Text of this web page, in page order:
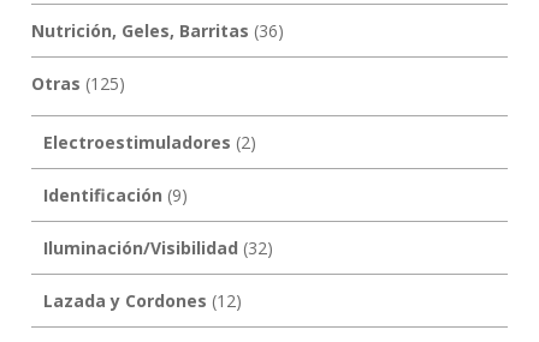
Nutrición, Geles, Barritas (36)
Otras (125)
Electroestimuladores (2)
Identificación (9)
Iluminación/Visibilidad (32)
Lazada y Cordones (12)